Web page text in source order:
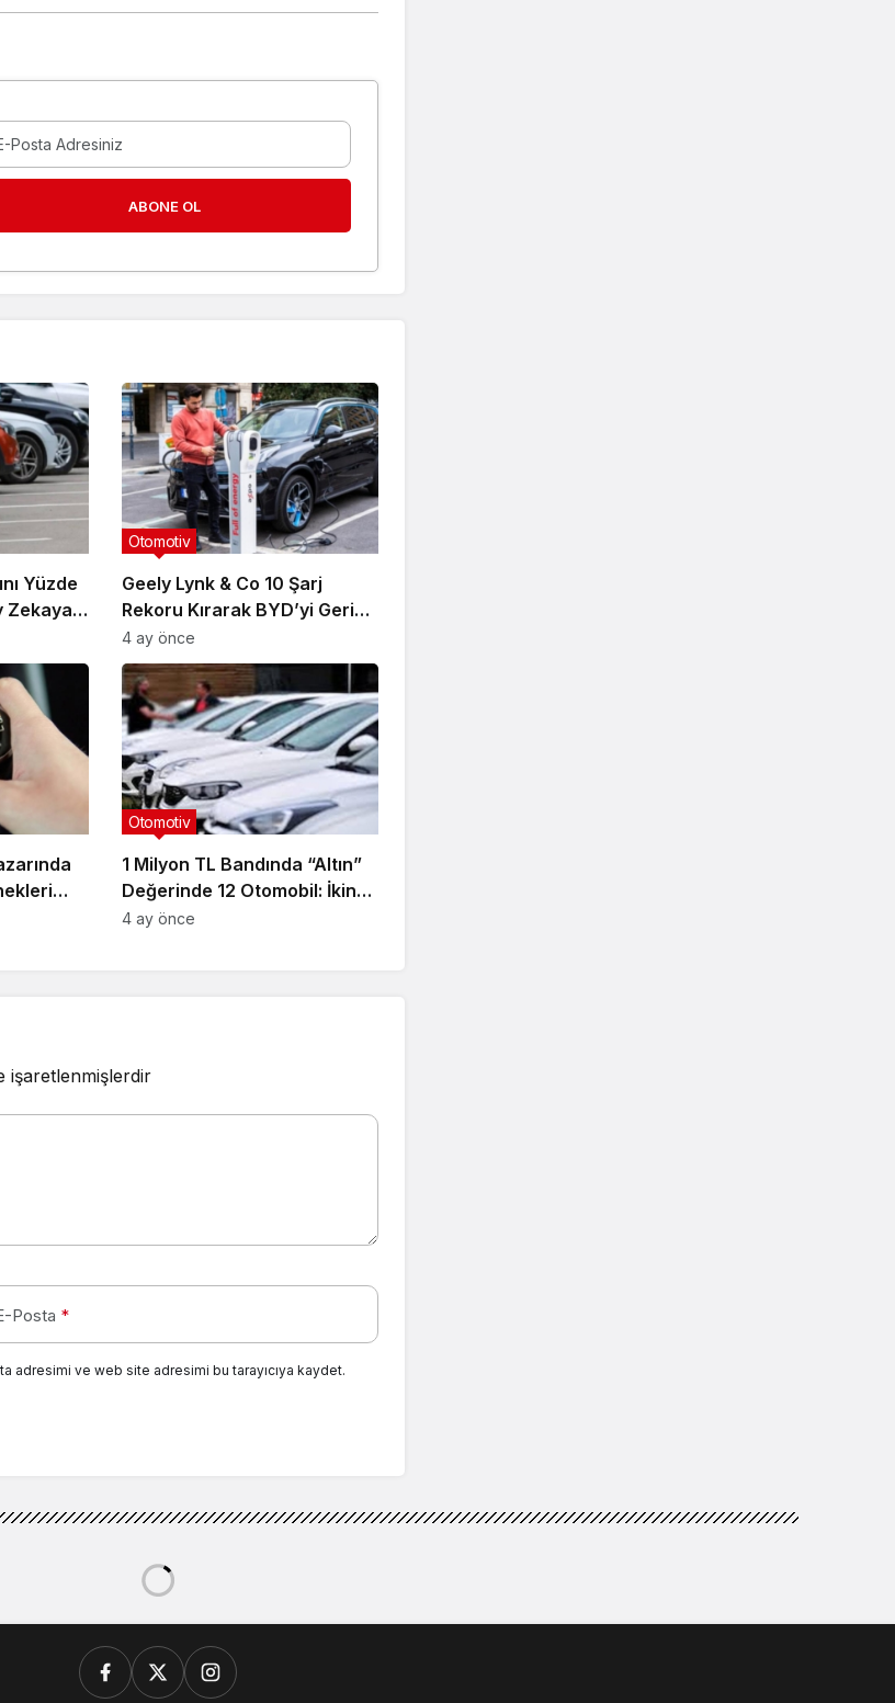
ABONE OL
Yüzde
Zekaya
Geely Lynk & Co 10 Şarj
Rekoru Kırarak BYD’yi Geride
Bıraktı
Otomotiv
4 ay önce
1 Milyon TL Bandında “Altın”
Değerinde 12 Otomobil: İkinci
Elde Likidite Yarışı!
Otomotiv
4 ay önce
işaretlenmişlerdir
Posta *
adresimi ve web site adresimi bu tarayıcıya kaydet.